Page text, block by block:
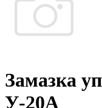
Замазка
У-20А